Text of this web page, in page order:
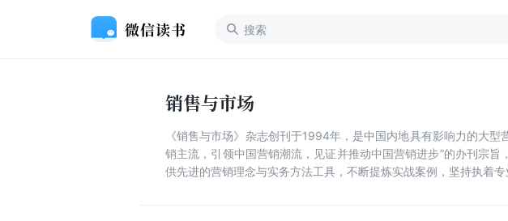
销售与市场
《销售与市场》杂志创刊于1994年，是中国内地具有影响力的大
销主流，引领中国营销潮流，见证并推动中国营销进步”的办刊宗
供先进的营销理念与实务方法工具，不断提炼实战案例，坚持执着